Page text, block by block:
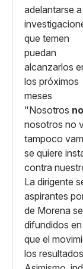
"Nosotros
nosotros no
tampoco
se quiere
contra
La dirigente
aspirantes
de Morena
difundidos
que el
los